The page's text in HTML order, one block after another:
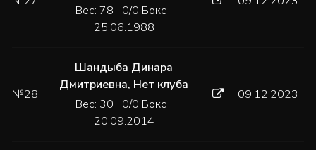
Вес: 78 0/0 Бокс
25.06.1988
№28
Шандыба Динара
Дмитриевна, Нет клуба
Вес: 30 0/0 Бокс
20.09.2014
09.12.2023